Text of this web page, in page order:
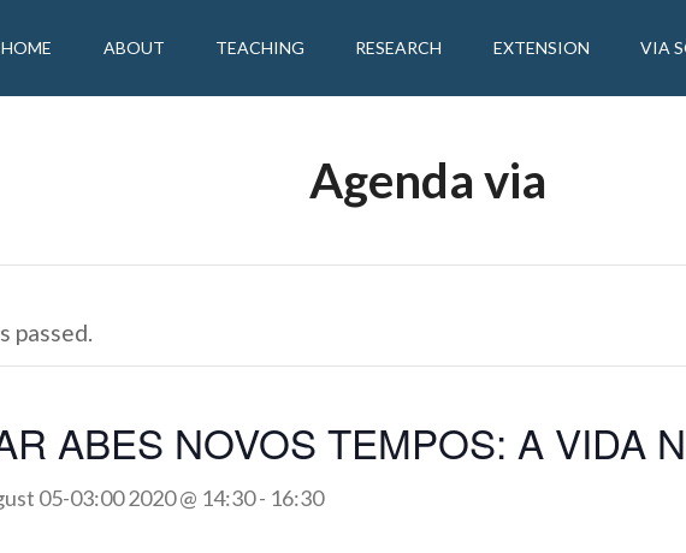
HOME ABOUT TEACHING RESEARCH EXTENSION VIA
Agenda via
passed.
ABES NOVOS TEMPOS: A VIDA
05-03:00 2020 @ 14:30- 16:30